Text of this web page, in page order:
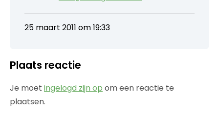
25 maart 2011 om 19:33
Plaats reactie
Je moet ingelogd zijn op om een reactie te
plaatsen.